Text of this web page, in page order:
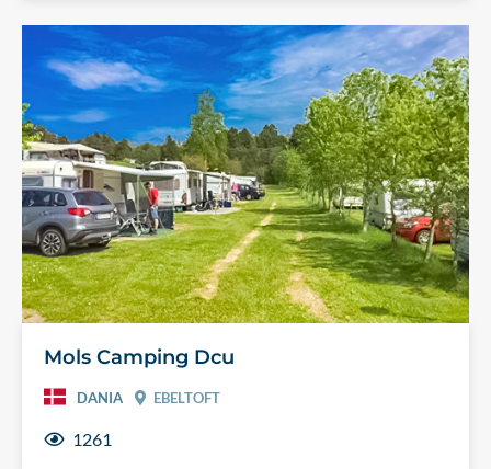
Mols Camping Dcu
DANIA EBELTOFT
1261